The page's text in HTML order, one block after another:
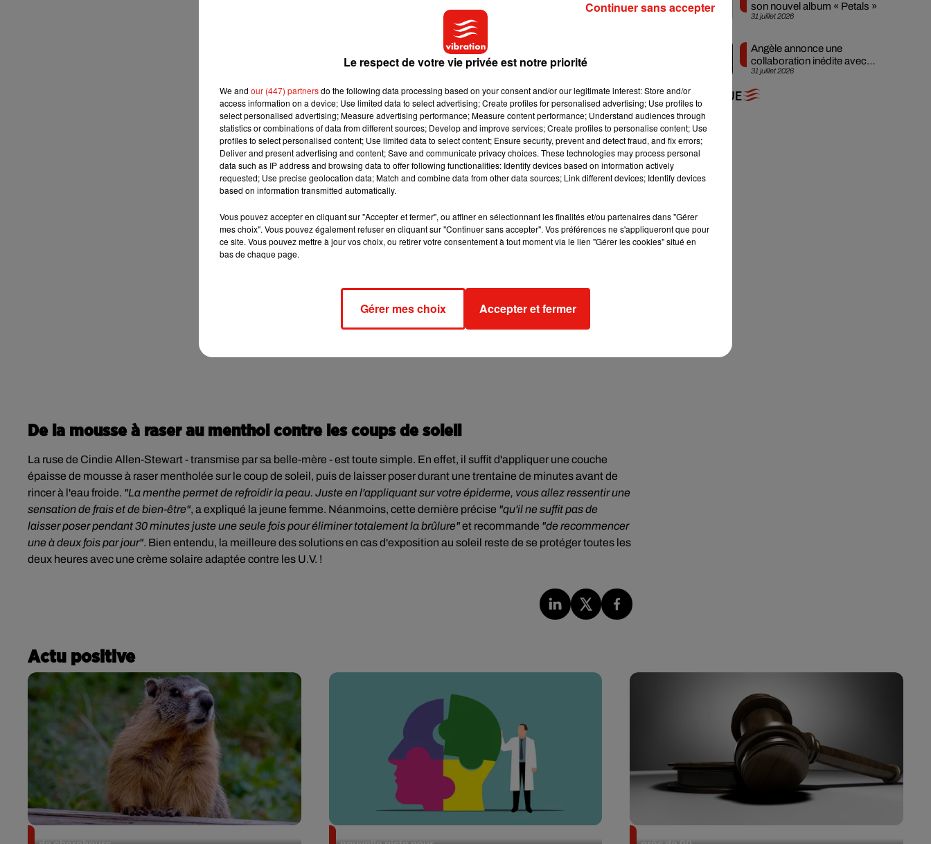
De la mousse à raser au menthol contre les coups de soleil
La ruse de Cindie Allen-Stewart - transmise par sa belle-mère - est toute simple. En effet, il suffit d'appliquer une couche
épaisse de mousse à raser mentholée sur le coup de soleil, puis de laisser poser durant une trentaine de minutes avant de
rincer à l'eau froide. "La menthe permet de refroidir la peau. Juste en l'appliquant sur votre épiderme, vous allez ressentir une
sensation de frais et de bien-être", a expliqué la jeune femme. Néanmoins, cette dernière précise "qu'il ne suffit pas de
laisser poser pendant 30 minutes juste une seule fois pour éliminer totalement la brûlure"et recommande "de recommencer
une à deux fois par jour". Bien entendu, la meilleure des solutions en cas d'exposition au soleil reste de se protéger toutes les
deux heures avec une crème solaire adaptée contre les U.V. !
31 juillet 2026
son nouvel album « Petals »
31 juillet 2026
Angèle annonce une
collaboration inédite avec
Amelie Lens
+ DE MUSIQUE
Actu positive
Le respect de votre vie privée est notre priorité
We and our (447) partnersdo the following data processing based on your consent and/or our legitimate interest: Store and/or
access information on a device; Use limited data to select advertising; Create profiles for personalised advertising; Use profiles to
select personalised advertising; Measure advertising performance; Measure content performance; Understand audiences through
statistics or combinations of data from different sources; Develop and improve services; Create profiles to personalise content; Use
profiles to select personalised content; Use limited data to select content; Ensure security, prevent and detect fraud, and fix errors;
Deliver and present advertising and content; Save and communicate privacy choices. These technologies may process personal
data such as IP address and browsing data to offer following functionalities: Identify devices based on information actively
requested; Use precise geolocation data; Match and combine data from other data sources; Link different devices; Identify devices
based on information transmitted automatically.
Vous pouvez accepter en cliquant sur "Accepter et fermer", ou affiner en sélectionnant les finalités et/ou partenaires dans "Gérer
mes choix". Vous pouvez également refuser en cliquant sur "Continuer sans accepter". Vos préférences ne s'appliqueront que pour
ce site. Vous pouvez mettre à jour vos choix, ou retirer votre consentement à tout moment via le lien "Gérer les cookies" situé en
bas de chaque page.
Gérer mes choix Accepter et fermer
Continuer sans accepter